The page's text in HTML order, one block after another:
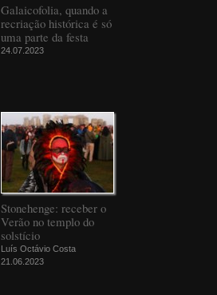
Galaicofolia, quando a
recriação histórica é só
uma parte da festa
24.07.2023
Stonehenge: receber o
Verão no templo do
solstício
Luís Octávio Costa
21.06.2023